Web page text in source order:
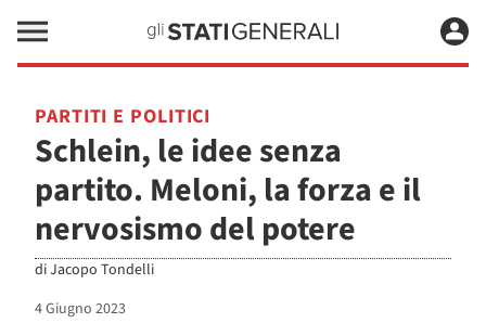
PARTITI E POLITICI
Schlein, le idee senza
partito. Meloni, la forza e il
nervosismo del potere
diJacopo Tondelli
4 Giugno 2023